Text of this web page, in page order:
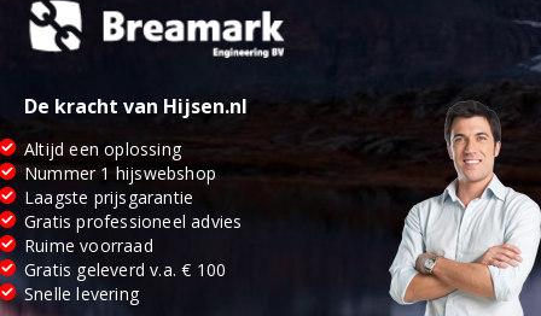
De kracht van Hijsen.nl
Altijd een oplossing
Nummer 1 hijswebshop
Laagste prijsgarantie
Gratis professioneel advies
Ruime voorraad
Gratis geleverd v.a. € 100
Snelle levering